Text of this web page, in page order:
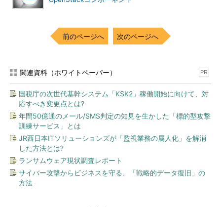
前のページへ 次のページへ
関連資料（ホワイトペーパー） PR
国税庁の次世代基幹システム「KSK2」稼働開始に向けて、対
応すべき変更点とは?
年間50億通のメール/SMS判定の知見を生かした「標的型攻撃
訓練サービス」とは
JR西日本ITソリューションズが「監視業務の属人化」を解消
した方法とは?
ランサムウェア現状調査レポート
サイバー攻撃からビジネスを守る、「戦略的データ復旧」の
方法